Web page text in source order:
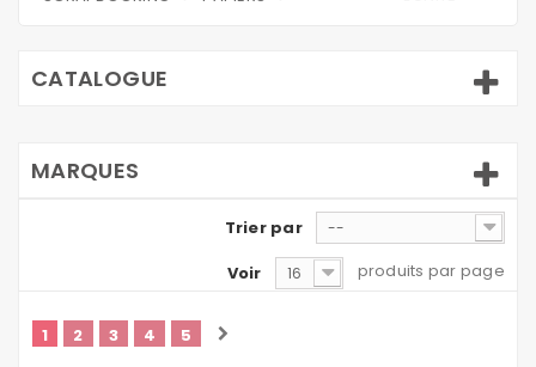
CATALOGUE
MARQUES
Trier par --
Voir 16 produits par page
1 2 3 4 5